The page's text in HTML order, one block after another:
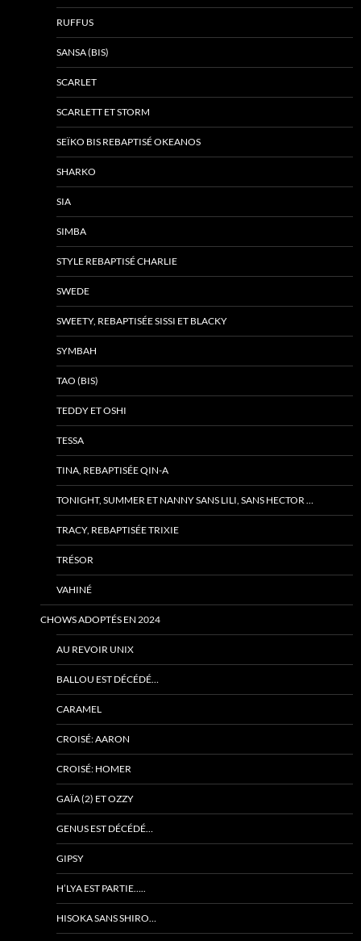
RUFFUS
SANSA (BIS)
SCARLET
SCARLETT ET STORM
SEÏKO BIS REBAPTISÉ OKEANOS
SHARKO
SIA
SIMBA
STYLE REBAPTISÉ CHARLIE
SWEDE
SWEETY, REBAPTISÉE SISSI ET BLACKY
SYMBAH
TAO (BIS)
TEDDY ET OSHI
TESSA
TINA, REBAPTISÉE QIN-A
TONIGHT, SUMMER ET NANNY SANS LILI, SANS HECTOR …
TRACY, REBAPTISÉE TRIXIE
TRÉSOR
VAHINÉ
CHOWS ADOPTÉS EN 2024
AU REVOIR UNIX
BALLOU EST DÉCÉDÉ…
CARAMEL
CROISÉ: AARON
CROISÉ: HOMER
GAÏA (2) ET OZZY
GENUS EST DÉCÉDÉ…
GIPSY
H’LYA EST PARTIE…..
HISOKA SANS SHIRO…